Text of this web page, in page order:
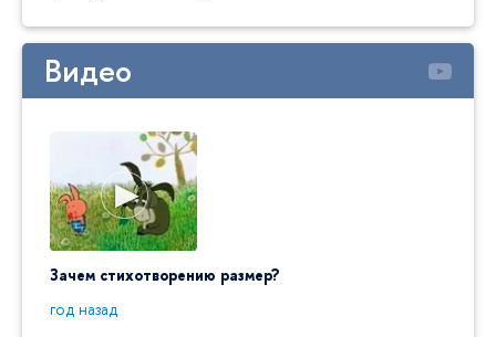
Видео
Зачем стихотворению размер?
год назад